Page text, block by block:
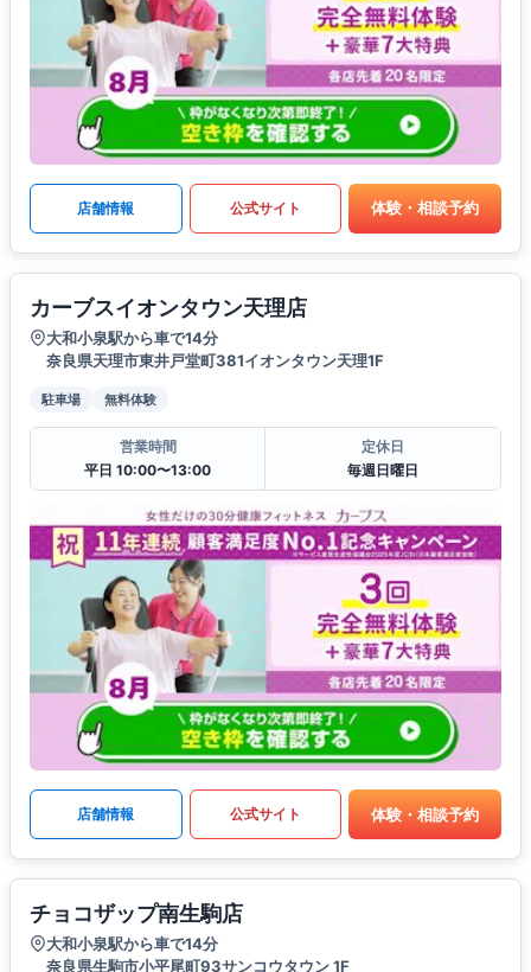
店舗情報 公式サイト 体験・相談予約
カーブスイオンタウン天理店
大和小泉駅から車で14分
奈良県天理市東井戸堂町381イオンタウン天理1F
駐車場 無料体験
営業時間
平日 10:00〜13:00
定休日
毎週日曜日
店舗情報 公式サイト 体験・相談予約
チョコザップ南生駒店
大和小泉駅から車で14分
奈良県生駒市小平尾町93サンコウタウン 1F